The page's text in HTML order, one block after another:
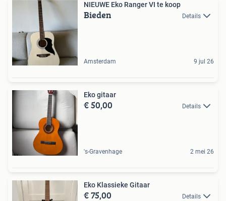
NIEUWE Eko Ranger VI te koop
Bieden Details
Amsterdam 9 jul 26
Eko gitaar
€ 50,00 Details
's-Gravenhage 2 mei 26
Eko Klassieke Gitaar
€ 75,00 Details